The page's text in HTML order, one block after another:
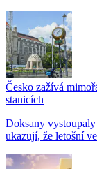
Česko zažívá
stanicích
Doksany
ukazují, že letošní